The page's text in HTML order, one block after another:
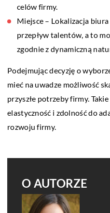
celów firmy.
Miejsce – Lokalizacja
przepływ talentów, a to
zgodnie z dynamiczną
Podejmując decyzję o
mieć na uwadze możliwość
przyszłe potrzeby firmy.
elastyczność i zdolność do
rozwoju firmy.
O AUTORZE